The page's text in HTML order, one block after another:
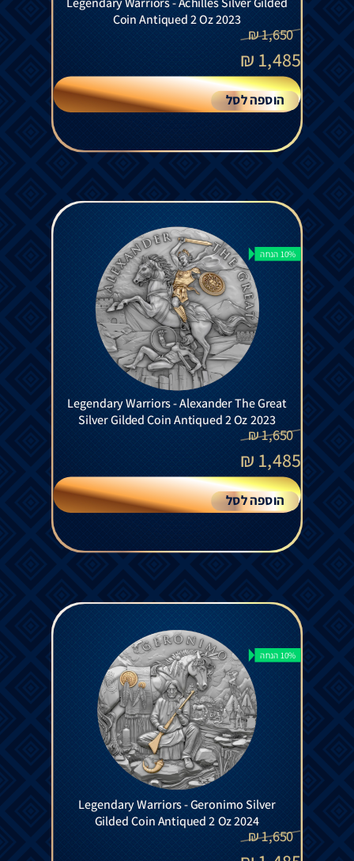
Coin Antiqued 2 Oz 2023
1,650
₪
1,485
₪
הוספה לסל
10% הנחה
Legendary Warriors - Alexander The Great
Silver Gilded Coin Antiqued 2 Oz 2023
1,650
₪
1,485
₪
הוספה לסל
10% הנחה
Legendary Warriors - Geronimo Silver
Gilded Coin Antiqued 2 Oz 2024
1,650
₪